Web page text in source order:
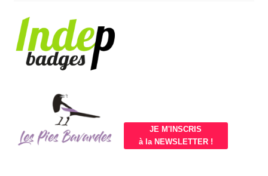
JE M'INSCRIS
à la NEWSLETTER !